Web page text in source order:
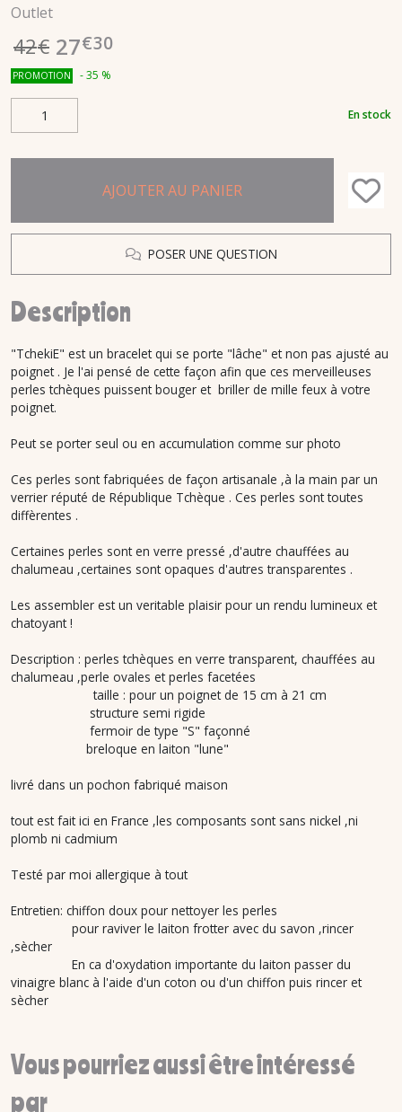
Outlet
42€ 27€30
PROMOTION -35 %
En stock
AJOUTER AU PANIER
POSER UNE QUESTION
Description
"TchekiE" est un bracelet qui se porte "lâche" et non pas ajusté au
poignet . Je l'ai pensé de cette façon afin que ces merveilleuses
perles tchèques puissent bouger et briller de mille feux à votre
poignet.
Peut se porter seul ou en accumulation comme sur photo
Ces perles sont fabriquées de façon artisanale ,à la main par un
verrier réputé de République Tchèque . Ces perles sont toutes
diffèrentes .
Certaines perles sont en verre pressé ,d'autre chauffées au
chalumeau ,certaines sont opaques d'autres transparentes .
Les assembler est un veritable plaisir pour un rendu lumineux et
chatoyant !
Description : perles tchèques en verre transparent, chauffées au
chalumeau ,perle ovales et perles facetées
taille : pour un poignet de 15 cm à 21 cm
structure semi rigide
fermoir de type "S" façonné
breloque en laiton "lune"
livré dans un pochon fabriqué maison
tout est fait ici en France ,les composants sont sans nickel ,ni
plomb ni cadmium
Testé par moi allergique à tout
Entretien: chiffon doux pour nettoyer les perles
pour raviver le laiton frotter avec du savon ,rincer
,sècher
En ca d'oxydation importante du laiton passer du
vinaigre blanc à l'aide d'un coton ou d'un chiffon puis rincer et
sècher
Vous pourriez aussi être intéressé
par